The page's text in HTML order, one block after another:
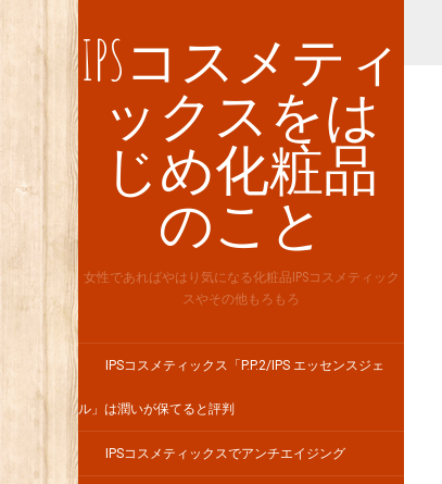
IPSコスメティ
ックスをは
じめ化粧品
のこと
女性であればやはり気になる化粧品IPSコスメティック
スやその他もろもろ
IPSコスメティックス「P.P.2/IPS エッセンスジェ
ル」は潤いが保てると評判
IPSコスメティックスでアンチエイジング